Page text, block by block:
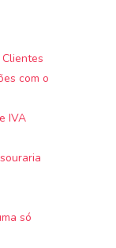
com o
IVA
só